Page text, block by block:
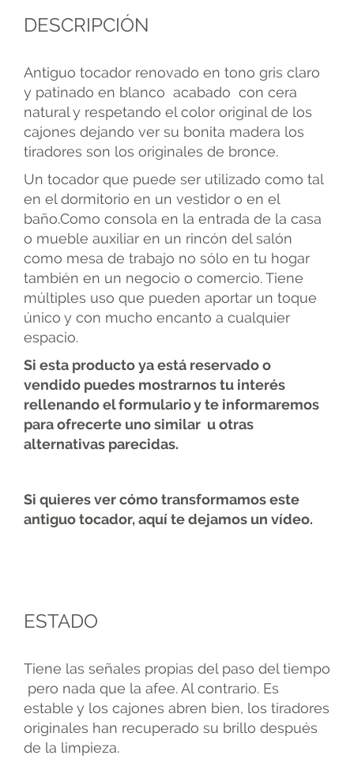
DESCRIPCIÓN
Antiguo tocador renovado en tono gris claro
y patinado en blanco acabado con cera
natural y respetando el color original de los
cajones dejando ver su bonita madera los
tiradores son los originales de bronce.
Un tocador que puede ser utilizado como tal
en el dormitorio en un vestidor o en el
baño.Como consola en la entrada de la casa
o mueble auxiliar en un rincón del salón
como mesa de trabajo no sólo en tu hogar
también en un negocio o comercio. Tiene
múltiples uso que pueden aportar un toque
único y con mucho encanto a cualquier
espacio.
Si esta producto ya está reservado o
vendido puedes mostrarnos tu interés
rellenando el formulario y te informaremos
para ofrecerte uno similar u otras
alternativas parecidas.
Si quieres ver cómo transformamos este
antiguo tocador, aquí te dejamos un vídeo.
ESTADO
Tiene las señales propias del paso del tiempo
pero nada que la afee. Al contrario. Es
estable y los cajones abren bien, los tiradores
originales han recuperado su brillo después
de la limpieza.